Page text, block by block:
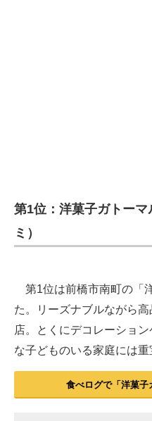
第1位：洋菓子ガトー
ミ）
第1位は前橋市南町の「
た。リーズナブルながら
店。とくにデコレーショ
な子どものいる家庭には重
食べログで「洋菓子